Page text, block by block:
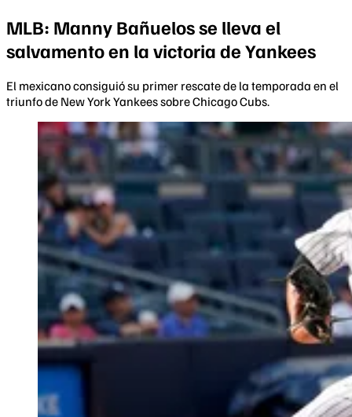
MLB: Manny Bañuelos se lleva el
salvamento en la victoria de Yankees
El mexicano consiguió su primer rescate de la temporada en el
triunfo de New York Yankees sobre Chicago Cubs.